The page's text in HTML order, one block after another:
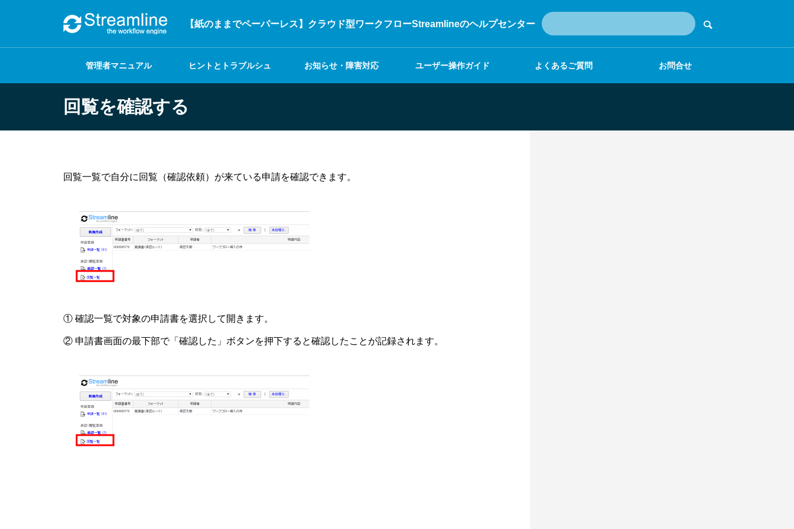
【紙のままでペーパーレス】クラウド型ワークフローStreamlineのヘルプセンター
管理者マニュアル ヒントとトラブルシュ お知らせ・障害対応 ユーザー操作ガイド よくあるご質問 お問合せ
回覧を確認する
回覧一覧で自分に回覧（確認依頼）が来ている申請を確認できます。
① 確認一覧で対象の申請書を選択して開きます。
② 申請書画面の最下部で「確認した」ボタンを押下すると確認したことが記録されます。